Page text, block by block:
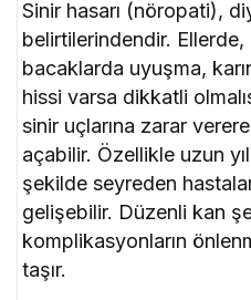
Sinir hasarı (nöropati),
belirtilerindendir.
bacaklarda uyuşma,
hissi varsa dikkatli
sinir uçlarına zarar
açabilir. Özellikle uzun
şekilde seyreden
gelişebilir. Düzenli kan
komplikasyonların
taşır.